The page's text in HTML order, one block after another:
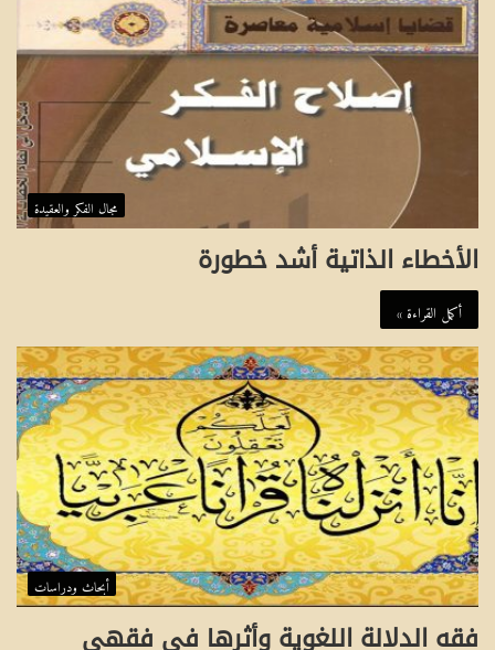
مجال الفكر والعقيدة
الأخطاء الذاتية أشد خطورة
أكمل القراءة »
أبحاث ودراسات
فقه الدلالة اللغوية وأثرها في فقهي